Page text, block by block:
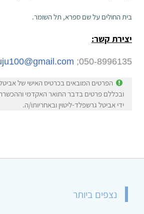
בית החולים על שם ספרא, תל השומר.
יצירת קשר:
050-8996135;
הפרטים המובאים בכרטיס האישי של
ובכללם פרטים בדבר התואר האקדמי
ידי אביטל גרשפלד-ליטוין ובאחריותו/ה.
נצפים ביותר